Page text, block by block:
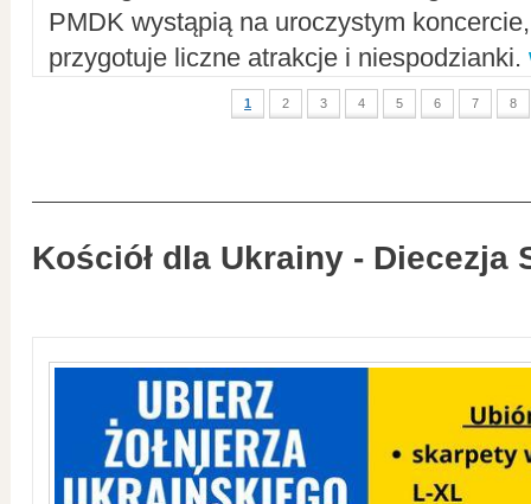
PMDK wystąpią na uroczystym
przygotuje liczne atrakcje i niespodzianki.
1 2 3 4 5 6 7 8
Kościół dla Ukrainy - Diecezja